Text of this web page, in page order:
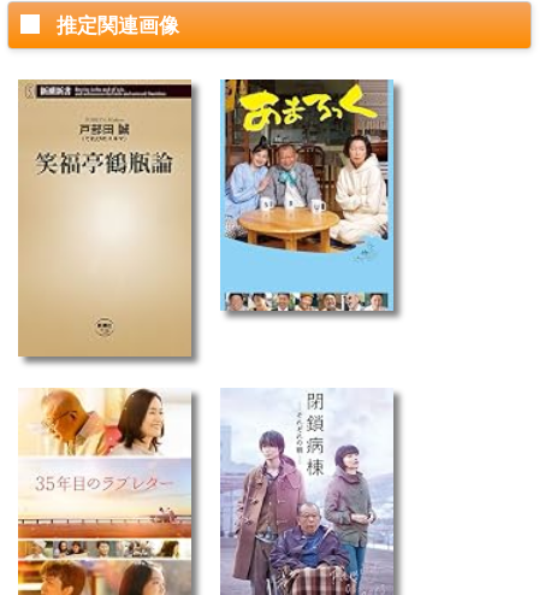
推定関連画像